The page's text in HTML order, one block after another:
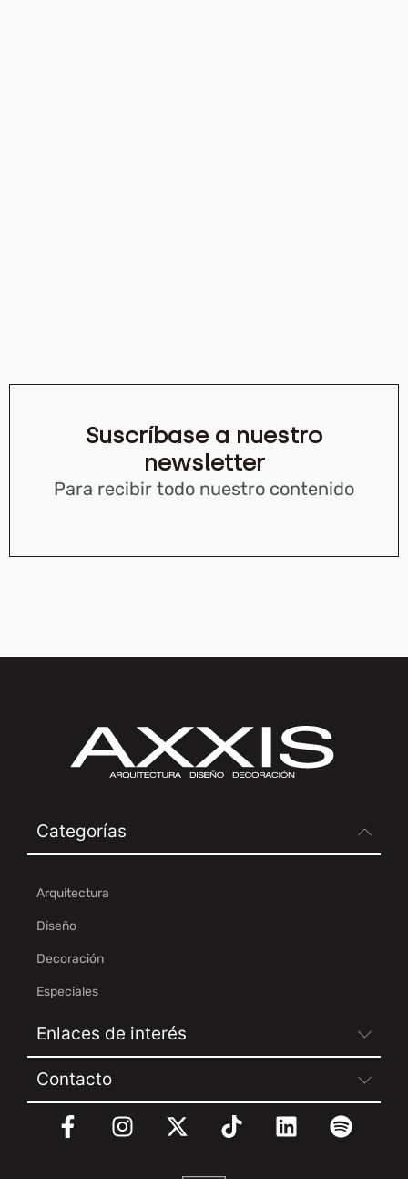
Suscríbase a nuestro
newsletter
Para recibir todo nuestro contenido
Categorías
Arquitectura
Diseño
Decoración
Especiales
Enlaces de interés
Contacto